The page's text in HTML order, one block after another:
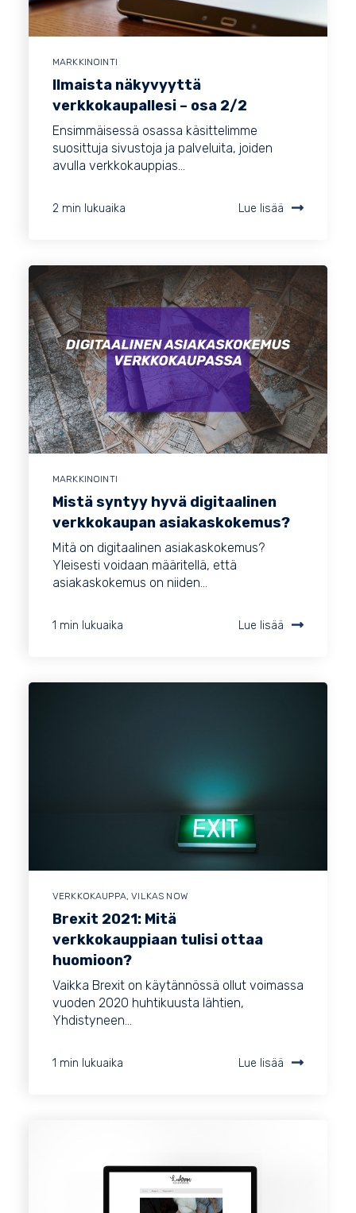
MARKKINOINTI
Ilmaista näkyvyyttä
verkkokaupallesi – osa 2/2
Ensimmäisessä osassa käsittelimme
suosittuja sivustoja ja palveluita, joiden
avulla verkkokauppias...
2 min lukuaika Lue lisää
MARKKINOINTI
Mistä syntyy hyvä digitaalinen
verkkokaupan asiakaskokemus?
Mitä on digitaalinen asiakaskokemus?
Yleisesti voidaan määritellä, että
asiakaskokemus on niiden...
1 min lukuaika Lue lisää
VERKKOKAUPPA,VILKAS NOW
Brexit 2021: Mitä
verkkokauppiaan tulisi ottaa
huomioon?
Vaikka Brexit on käytännössä ollut voimassa
vuoden 2020 huhtikuusta lähtien,
Yhdistyneen...
1 min lukuaika Lue lisää